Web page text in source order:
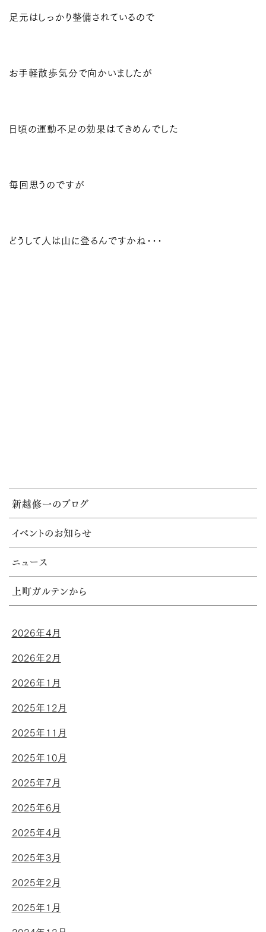
足元はしっかり整備されているので
お手軽散歩気分で向かいましたが
日頃の運動不足の効果はてきめんでした
毎回思うのですが
どうして人は山に登るんですかね･･･
新越修一のブログ
イベントのお知らせ
ニュース
上町ガルテンから
2026年4月
2026年2月
2026年1月
2025年12月
2025年11月
2025年10月
2025年7月
2025年6月
2025年4月
2025年3月
2025年2月
2025年1月